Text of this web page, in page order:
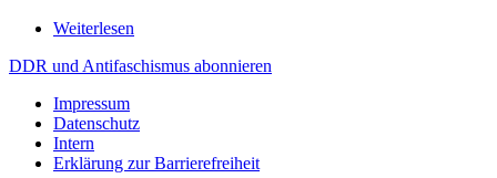
Weiterlesen
Argument
für
und
DDR und Antifaschismus abonnieren
Impressum
Datenschutz
Intern
Erklärung zur Barrierefreiheit